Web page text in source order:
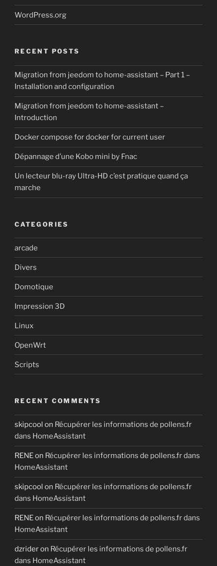
WordPress.org
RECENT POSTS
Migration from jeedom to home-assistant – Part 1 –
Installation and configuration
Migration from jeedom to home-assistant –
Introduction
Docker compose for docker for current user
Dépannage d’une Kobo mini by Fnac
Un lecteur blu-ray Ultra-HD c’est pratique quand ça
marche
CATEGORIES
arcade
Divers
Domotique
Impression 3D
Linux
OpenWrt
Scripts
RECENT COMMENTS
skipcool on Récupérer les informations de pollens.fr
dans HomeAssistant
RENEon Récupérer les informations de pollens.fr dans
HomeAssistant
skipcool on Récupérer les informations de pollens.fr
dans HomeAssistant
RENEon Récupérer les informations de pollens.fr dans
HomeAssistant
dzrideron Récupérer les informations de pollens.fr
dans HomeAssistant